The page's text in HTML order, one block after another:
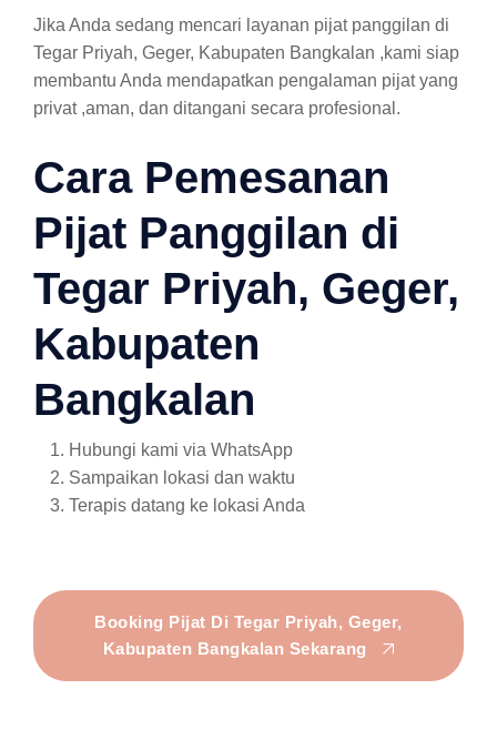
Jika Anda sedang mencari layanan pijat panggilan di
Tegar Priyah, Geger, Kabupaten Bangkalan ,kami siap
membantu Anda mendapatkan pengalaman pijat yang
privat ,aman, dan ditangani secara profesional.
Cara Pemesanan
Pijat Panggilan di
Tegar Priyah, Geger,
Kabupaten
Bangkalan
Hubungi kami via WhatsApp
Sampaikan lokasi dan waktu
Terapis datang ke lokasi Anda
Booking Pijat Di Tegar Priyah, Geger,
Kabupaten Bangkalan Sekarang